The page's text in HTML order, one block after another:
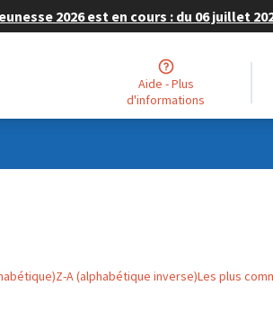
2026 est en cours : du 06 juillet
Aide - Plus
d'informations
Z-A (alphabétique inverse)Les plus